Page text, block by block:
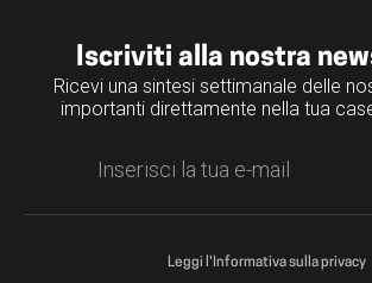
Iscriviti alla nostra
Ricevi una sintesi settimanale delle
importanti direttamente nella tua
Leggi l'Informativa sulla privacy